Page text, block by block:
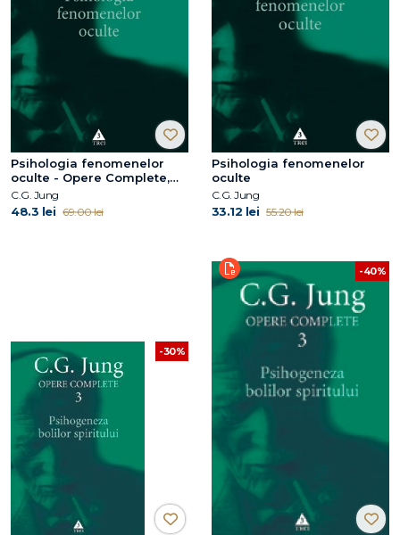
Psihologia fenomenelor
oculte - Opere Complete,
vol. 1
C.G. Jung
48.3 lei 69.00 lei
Psihologia fenomenelor
oculte
C.G. Jung
33.12 lei 55.20 lei
-30%
-40%